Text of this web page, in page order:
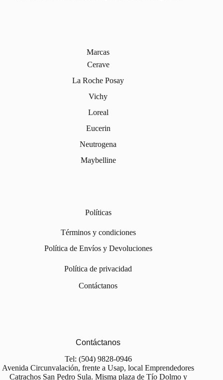
Marcas
Cerave
La Roche Posay
Vichy
Loreal
Eucerin
Neutrogena
Maybelline
Políticas
Términos y condiciones
Política de Envíos y Devoluciones
Política de privacidad
Contáctanos
Contáctanos
Tel: (504) 9828-0946
Avenida Circunvalación, frente a Usap, local Emprendedores
Catrachos San Pedro Sula. Misma plaza de Tío Dolmo y